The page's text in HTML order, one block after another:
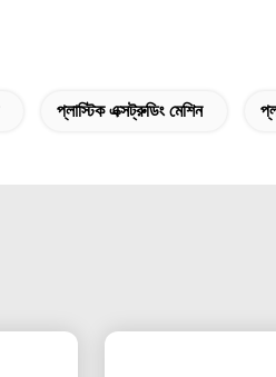
প্লাস্টিক এক্সট্রুডিং মেশিন